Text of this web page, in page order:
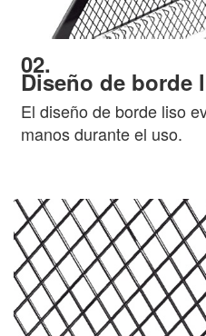
02.
Diseño de borde
El diseño de borde liso
manos durante el uso.